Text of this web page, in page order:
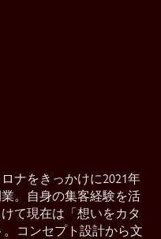
ナをきっかけに2021年
。自身の集客経験を活
て現在は「想いをカタ
。コンセプト設計から文